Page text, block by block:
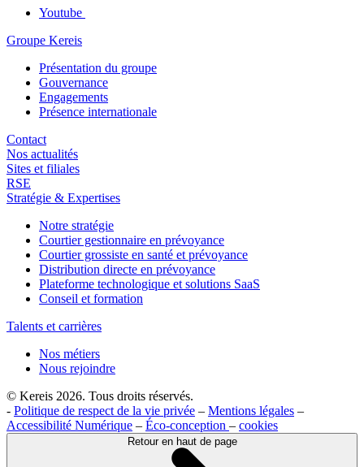
Youtube
Groupe Kereis
Présentation du groupe
Gouvernance
Engagements
Présence internationale
Contact
Nos actualités
Sites et filiales
RSE
Stratégie & Expertises
Notre stratégie
Courtier gestionnaire en prévoyance
Courtier grossiste en santé et prévoyance
Distribution directe en prévoyance
Plateforme technologique et solutions SaaS
Conseil et formation
Talents et carrières
Nos métiers
Nous rejoindre
© Kereis 2026. Tous droits réservés.
- Politique de respect de la vie privée – Mentions légales –
Accessibilité Numérique – Éco-conception – cookies
Retour en haut de page